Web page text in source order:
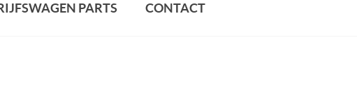
PARTS CONTACT